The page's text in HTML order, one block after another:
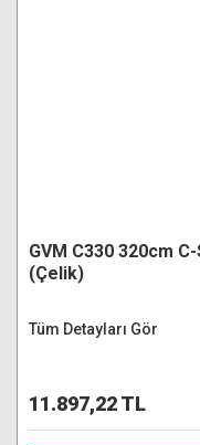
GVM C330 320cm
(Çelik)
Tüm Detayları Gör
11.897,22 TL